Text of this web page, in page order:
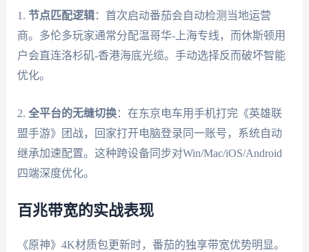
1. 节点匹配逻辑：首次启动番茄会自动检测当地运营
商。多伦多玩家通常分配温哥华-上海专线，而休斯顿用
户会直连洛杉矶-香港海底光缆。手动选择反而破坏智能
优化。
2. 全平台的无缝切换：在东京电车用手机打完《英雄联
盟手游》团战，回家打开电脑登录同一账号，系统自动
继承加速配置。这种跨设备同步对Win/Mac/iOS/Android
四端深度优化。
百兆带宽的实战表现
《原神》4K材质包更新时，番茄的独享带宽优势明显。